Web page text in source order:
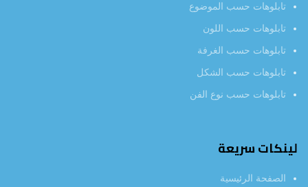
تابلوهات حسب الموضوع
تابلوهات حسب اللون
تابلوهات حسب الغرفة
تابلوهات حسب الشكل
تابلوهات حسب نوع الفن
لينكات سريعة
الصفحة الرئيسية